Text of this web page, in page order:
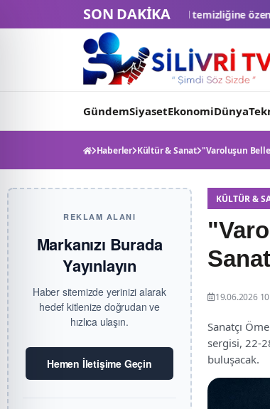
SON DAKİKA
Kişisel temizliğine özen göstermeyen eş
GündemSiyasetEkonomiDünya
Haberler Kültür & Sanat "Varoluşun
REKLAM ALANI
Markanızı Burada
Yayınlayın
Haber sitemizde yerinizi alarak
hedef kitlenize doğrudan ve
hızlıca ulaşın.
Hemen İletişime Geçin
KÜLTÜR &
19.06.2026
Sanatçı
sergisi, 22-
buluşacak.